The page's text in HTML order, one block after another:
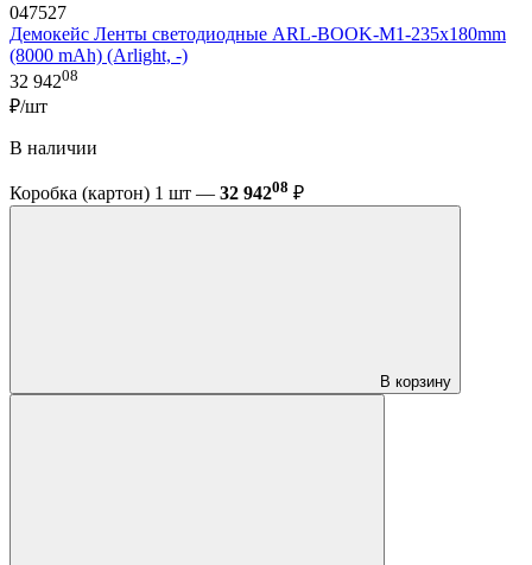
047527
Демокейс Ленты светодиодные ARL-BOOK-M1-235х180mm
(8000 mAh) (Arlight, -)
32 94208
₽/шт
В наличии
Коробка (картон) 1 шт — 32 94208 ₽
В корзину